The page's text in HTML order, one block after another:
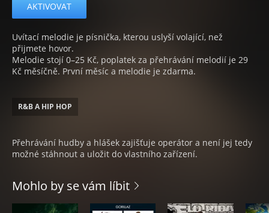
AKTIVOVAT
Uvítací melodie je písnička, kterou uslyší volající, než
přijmete hovor.
Melodie stojí 0–25 Kč, poplatek za přehrávání melodií je 29
Kč měsíčně. První měsíc a melodie je zdarma.
R&B A HIP HOP
Přehrávání hudby a hlášek zajišťuje operátor a není jej tedy
možné stáhnout a uložit do vlastního zařízení.
Mohlo by se vám líbit